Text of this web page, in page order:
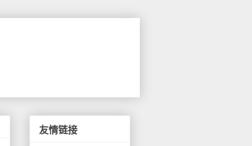
友情链接